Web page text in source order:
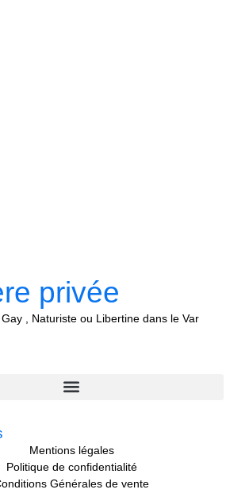
privée
, Naturiste ou Libertine dans le Var
Mentions légales
Politique de confidentialité
Générales de vente